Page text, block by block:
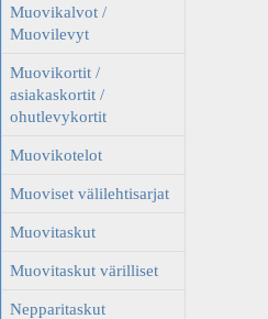
Muovikalvot /
Muovilevyt
Muovikortit /
asiakaskortit /
ohutlevykortit
Muovikotelot
Muoviset välilehtisarjat
Muovitaskut
Muovitaskut värilliset
Nepparitaskut